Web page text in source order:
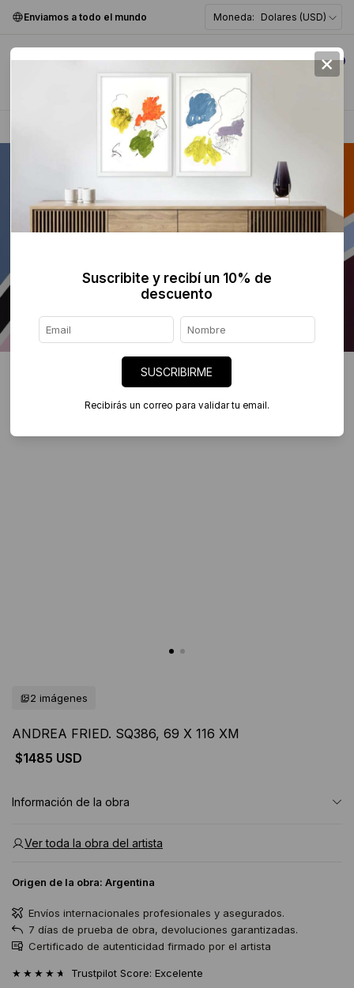
Enviamos a todo el mundo Moneda: Dolares (USD)
0
Abstracta >
2 imágenes
ANDREA FRIED. SQ386, 69 X 116 XM
$1485 USD
Información de la obra
Ver toda la obra del artista
Origen de la obra: Argentina
Envíos internacionales profesionales y asegurados.
7 días de prueba de obra, devoluciones garantizadas.
Certificado de autenticidad firmado por el artista
★★★★★ Trustpilot Score: Excelente
×
Suscribite y recibí un 10% de
descuento
SUSCRIBIRME
Recibirás un correo para validar tu email.